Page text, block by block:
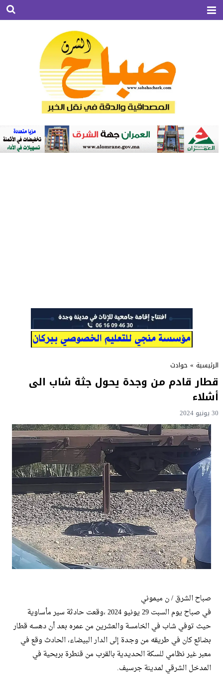
الرئيسية » حوادث
قطار قادم من وجدة يحول جثة شاب الى
أشلاء
30 يونيو 2024
صباح الشرق / ن ميموني
في صباح يوم السبت 29 يونيو 2024 ،وقعت حادثة سير مأساوية
حيث توفي شاب في الخامسة والعشرين من عمره بعد أن دهسه قطار
بضائع كان في طريقه من وجدة إلى الدار البيضاء، الحادث وقع في
معبر غير نظامي للسكة الحديدية بالقرب من قنطرة بربحية في
المدخل الشرقي لمدينة جرسيف.